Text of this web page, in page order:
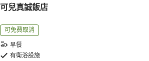
可兒真誠飯店
可免費取消
早餐
有衛浴設施